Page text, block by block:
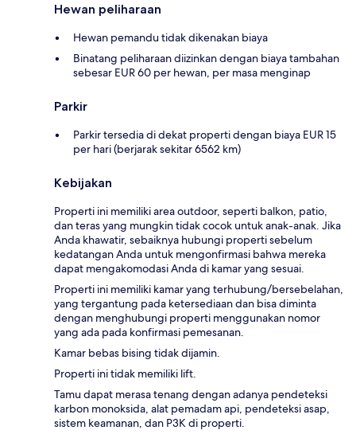
Hewan peliharaan
Hewan pemandu tidak dikenakan biaya
Binatang peliharaan diizinkan dengan biaya tambahan
sebesar EUR 60 per hewan, per masa menginap
Parkir
Parkir tersedia di dekat properti dengan biaya EUR 15
per hari (berjarak sekitar 6562 km)
Kebijakan
Properti ini memiliki area outdoor, seperti balkon, patio,
dan teras yang mungkin tidak cocok untuk anak-anak. Jika
Anda khawatir, sebaiknya hubungi properti sebelum
kedatangan Anda untuk mengonfirmasi bahwa mereka
dapat mengakomodasi Anda di kamar yang sesuai.
Properti ini memiliki kamar yang terhubung/bersebelahan,
yang tergantung pada ketersediaan dan bisa diminta
dengan menghubungi properti menggunakan nomor
yang ada pada konfirmasi pemesanan.
Kamar bebas bising tidak dijamin.
Properti ini tidak memiliki lift.
Tamu dapat merasa tenang dengan adanya pendeteksi
karbon monoksida, alat pemadam api, pendeteksi asap,
sistem keamanan, dan P3K di properti.